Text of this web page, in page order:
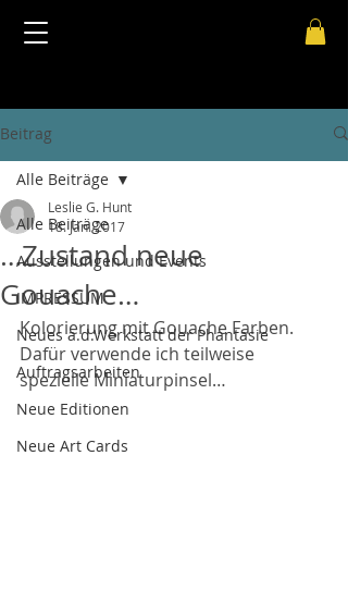
Beitrag
Alle Beiträge
Ausstellungen und Events
IMPRESSUM
Neues a.d.Werkstatt der Phantasie
Auftragsarbeiten
Neue Editionen
Neue Art Cards
Alle Beiträge
…Zustand neue
Gouache…
Leslie G. Hunt
18. Jan. 2017
Kolorierung mit Gouache Farben.
Dafür verwende ich teilweise
spezielle Miniaturpinsel…